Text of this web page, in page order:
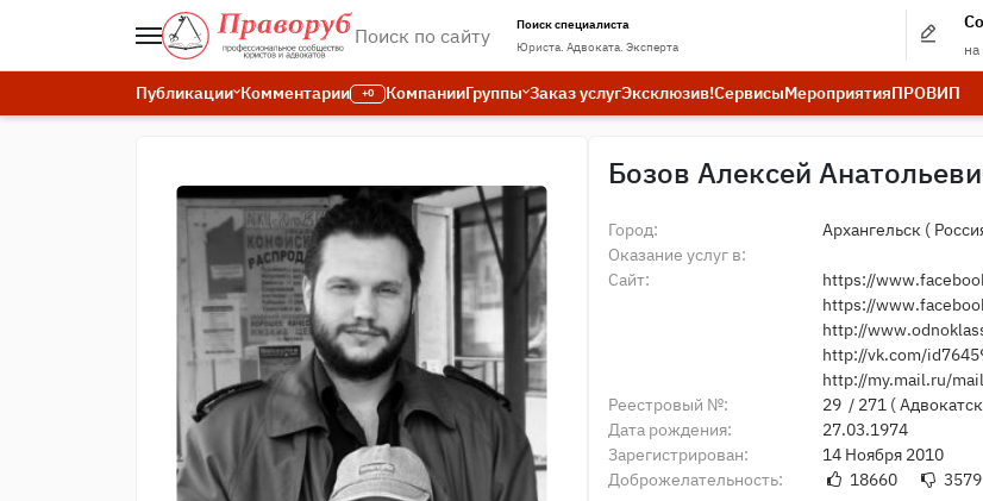
Поиск специалиста
Юриста. Адвоката. Эксперта
Публикации Комментарии +0 КомпанииГруппы Заказ услугЭксклюзив!СервисыМероприятияПРОВИП
Бозов Алексей
Город: Архангельск (
Оказание услуг в:
Сайт:
https://
https://
http://
http://vk.com/
http://my.mail.ru/
Реестровый №:
29 / 271 (
Дата рождения:
27.03.1974
Зарегистрирован:
14 Ноября 2010
Доброжелательность:
18660 3579